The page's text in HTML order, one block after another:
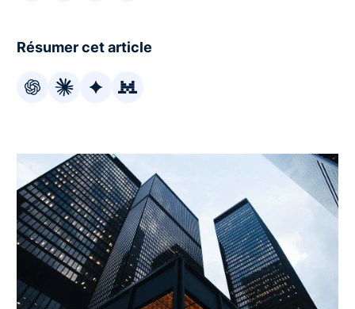
Résumer cet article